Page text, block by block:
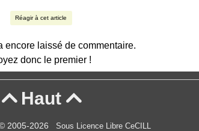
Réagir à cet article
encore laissé de commentaire.
donc le premier !
Haut 
2005-2026
Sous Licence Libre CeCILL